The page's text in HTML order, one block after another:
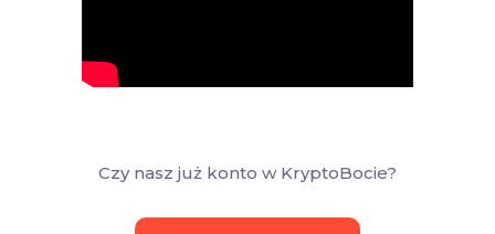
Czy nasz już konto w KryptoBocie?